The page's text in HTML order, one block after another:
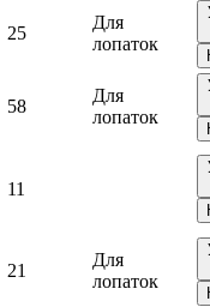
25
Для
лопаток
58
Для
лопаток
11
21
Для
лопаток